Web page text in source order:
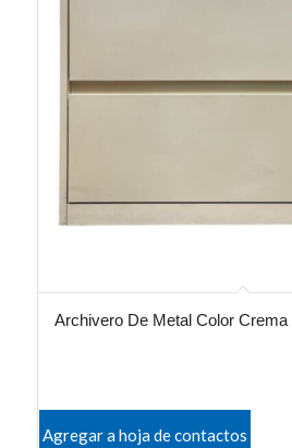
Archivero De Metal Color Crema
Agregar a hoja de contactos